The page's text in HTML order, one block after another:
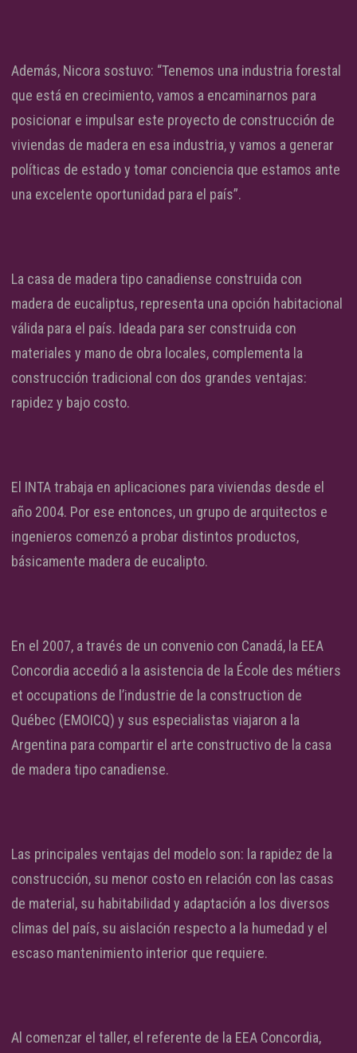
Además, Nicora sostuvo: “Tenemos una industria forestal
que está en crecimiento, vamos a encaminarnos para
posicionar e impulsar este proyecto de construcción de
viviendas de madera en esa industria, y vamos a generar
políticas de estado y tomar conciencia que estamos ante
una excelente oportunidad para el país”.
La casa de madera tipo canadiense construida con
madera de eucaliptus, representa una opción habitacional
válida para el país. Ideada para ser construida con
materiales y mano de obra locales, complementa la
construcción tradicional con dos grandes ventajas:
rapidez y bajo costo.
El INTA trabaja en aplicaciones para viviendas desde el
año 2004. Por ese entonces, un grupo de arquitectos e
ingenieros comenzó a probar distintos productos,
básicamente madera de eucalipto.
En el 2007, a través de un convenio con Canadá, la EEA
Concordia accedió a la asistencia de la École des métiers
et occupations de l’industrie de la construction de
Québec (EMOICQ) y sus especialistas viajaron a la
Argentina para compartir el arte constructivo de la casa
de madera tipo canadiense.
Las principales ventajas del modelo son: la rapidez de la
construcción, su menor costo en relación con las casas
de material, su habitabilidad y adaptación a los diversos
climas del país, su aislación respecto a la humedad y el
escaso mantenimiento interior que requiere.
Al comenzar el taller, el referente de la EEA Concordia,